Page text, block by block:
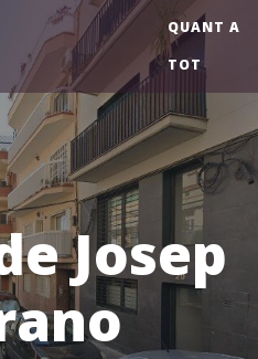
QUANT A
TOT
Josep